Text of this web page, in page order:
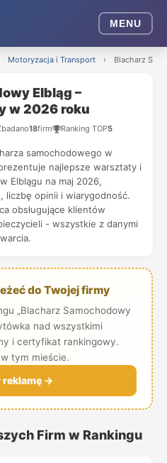
MENU
Motoryzacja i Transport › Blacharz
Elbląg –
w 2026 roku
18firm Ranking TOP5
samochodowego w
najlepsze warsztaty i
Elblągu na maj 2026,
liczbę opinii i wiarygodność.
obsługujące klientów
- wszystkie z danymi
do Twojej firmy
„Blacharz Samochodowy
nad wszystkimi
i certyfikat rankingowy.
tym mieście.
reklamę →
Firm w Rankingu